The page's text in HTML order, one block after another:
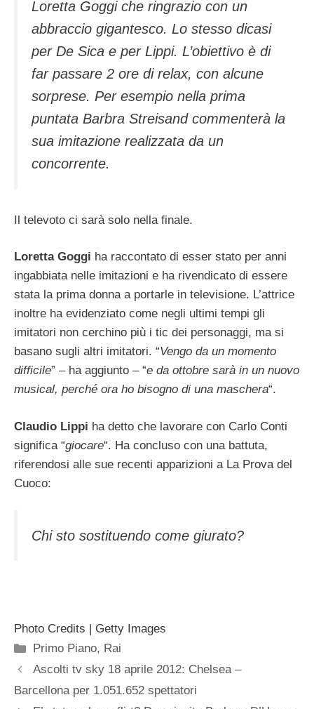
Loretta Goggi che ringrazio con un
abbraccio gigantesco. Lo stesso dicasi
per De Sica e per Lippi. L’obiettivo è di
far passare 2 ore di relax, con alcune
sorprese. Per esempio nella prima
puntata Barbra Streisand commenterà la
sua imitazione realizzata da un
concorrente.
Il televoto ci sarà solo nella finale.
Loretta Goggi ha raccontato di esser stato per anni
ingabbiata nelle imitazioni e ha rivendicato di essere
stata la prima donna a portarle in televisione. L’attrice
inoltre ha evidenziato come negli ultimi tempi gli
imitatori non cerchino più i tic dei personaggi, ma si
basano sugli altri imitatori. “Vengo da un momento
difficile” – ha aggiunto – “e da ottobre sarà in un nuovo
musical, perché ora ho bisogno di una maschera“.
Claudio Lippi ha detto che lavorare con Carlo Conti
significa “giocare“. Ha concluso con una battuta,
riferendosi alle sue recenti apparizioni a La Prova del
Cuoco:
Chi sto sostituendo come giurato?
Photo Credits | Getty Images
Categorie
Primo Piano, Rai
Ascolti tv sky 18 aprile 2012: Chelsea –
Barcellona per 1.051.652 spettatori